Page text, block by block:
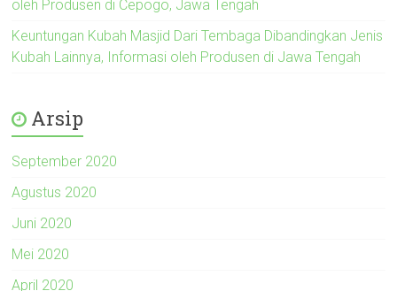
oleh Produsen di Cepogo, Jawa Tengah
Keuntungan Kubah Masjid Dari Tembaga Dibandingkan Jenis
Kubah Lainnya, Informasi oleh Produsen di Jawa Tengah
Arsip
September 2020
Agustus 2020
Juni 2020
Mei 2020
April 2020